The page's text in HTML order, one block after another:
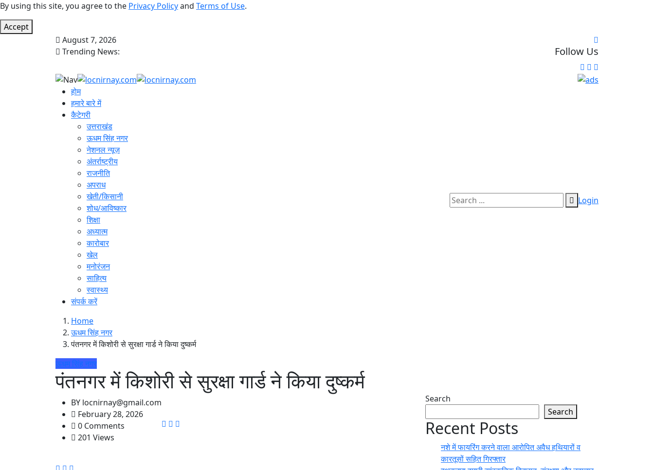
By using this site, you agree to the Privacy Policyand Terms of Use.
Accept
August 7, 2026
Trending News:
Follow Us
होम
हमारे बारे में
कैटेगरी
उत्तराखंड
ऊधम सिंह नगर
नेशनल न्यूज़
अंतर्राष्ट्रीय
राजनीति
अपराध
खेती/किसानी
शोध/आविष्कार
शिक्षा
अध्यात्म
कारोबार
खेल
मनोरंजन
साहित्य
स्वास्थ्य
संपर्क करें
Login
Home
ऊधम सिंह नगर
पंतनगर में किशोरी से सुरक्षा गार्ड ने किया दुष्कर्म
ऊधम सिंह नगर
पंतनगर में किशोरी से सुरक्षा गार्ड ने किया दुष्कर्म
BY locnirnay@gmail.com
February 28, 2026
0 Comments
201 Views
Search
Search
Recent Posts
नशे में फायरिंग करने वाला आरोपित अवैध हथियारों व
कारतूसों सहित गिरफ्तार